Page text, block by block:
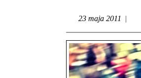
23 maja 2011 |